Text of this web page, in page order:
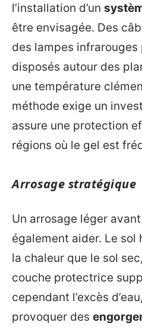
l’installation d’un
être envisagée. Des
des lampes infrarouges
disposés autour des
une température
méthode exige un
assure une protection
régions où le gel est
Arrosage stratégique
Un arrosage léger
également aider. Le
la chaleur que le sol
couche protectrice
cependant l’excès
provoquer des